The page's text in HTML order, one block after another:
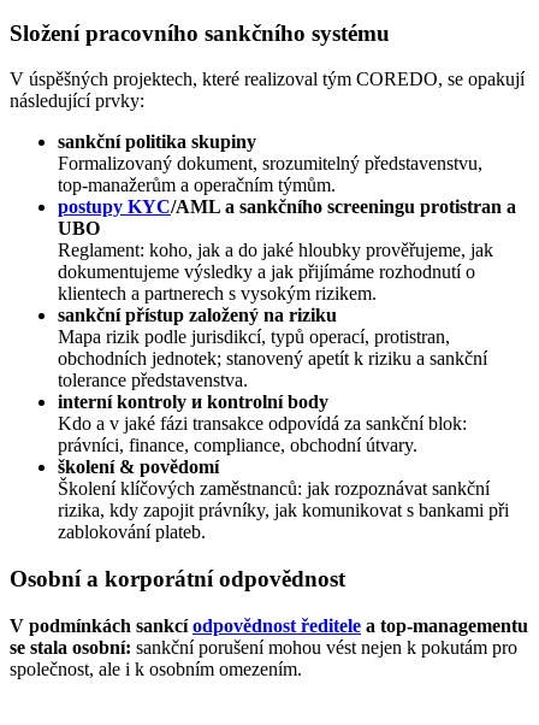
Složení pracovního sankčního systému
V úspěšných projektech, které realizoval tým COREDO, se opakují
následující prvky:
sankční politika skupiny
Formalizovaný dokument, srozumitelný představenstvu,
top‑manažerům a operačním týmům.
postupy KYC/AML a sankčního screeningu protistran a
UBO
Reglament: koho, jak a do jaké hloubky prověřujeme, jak
dokumentujeme výsledky a jak přijímáme rozhodnutí o
klientech a partnerech s vysokým rizikem.
sankční přístup založený na riziku
Mapa rizik podle jurisdikcí, typů operací, protistran,
obchodních jednotek; stanovený apetít k riziku a sankční
tolerance představenstva.
interní kontroly и kontrolní body
Kdo a v jaké fázi transakce odpovídá za sankční blok:
právníci, finance, compliance, obchodní útvary.
školení & povědomí
Školení klíčových zaměstnanců: jak rozpoznávat sankční
rizika, kdy zapojit právníky, jak komunikovat s bankami při
zablokování plateb.
Osobní a korporátní odpovědnost
V podmínkách sankcíodpovědnost ředitele a top‑managementu
se stala osobní: sankční porušení mohou vést nejen k pokutám pro
společnost, ale i k osobním omezením.